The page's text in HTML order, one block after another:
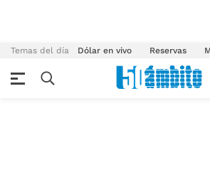
Temas del día Dólar en vivo Reservas